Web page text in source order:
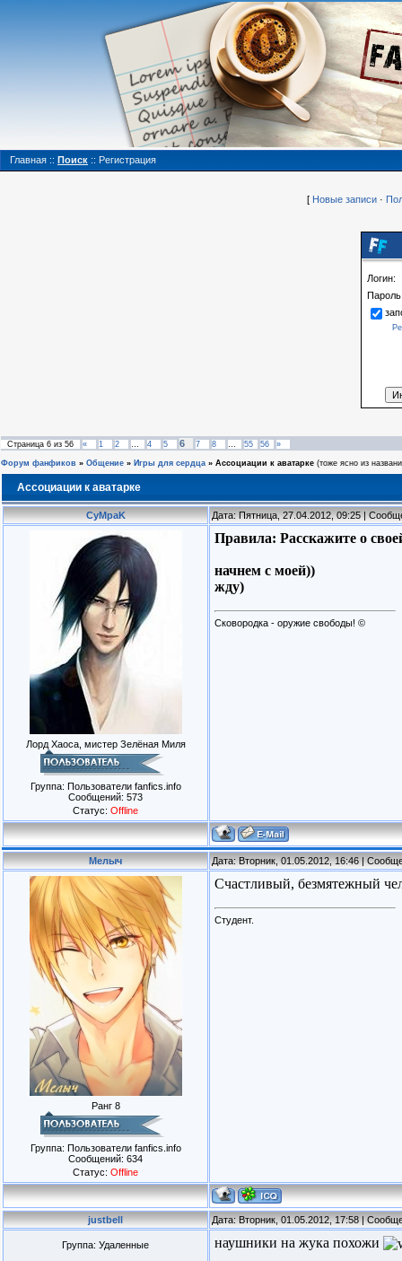
Главная :: Поиск :: Регистрация
[ Новые записи ·
Логин:
Страница 6 из 56 « 1 2 … 4 5 6 7 8 … 55 56 »
Форум фанфиков » Общение » Игры для сердца » Ассоциации к аватарке (тоже ясно из
Ассоциации к аватарке
CyMpaK Дата: Пятница, 27.04.2012, 09:25 |
Лорд Хаоса, мистер Зелёная Миля
Группа: Пользователи fanfics.info
Сообщений: 573
Статус: Offline
Правила: Расскажите о
начнем с моей))
жду)
Сковородка - оружие свободы! ©
Мелыч Дата: Вторник, 01.05.2012, 16:46 |
Ранг 8
Группа: Пользователи fanfics.info
Сообщений: 634
Статус: Offline
Счастливый, безмятежный
Студент.
justbell Дата: Вторник, 01.05.2012, 17:58 |
Группа: Удаленные наушники на жука похожи